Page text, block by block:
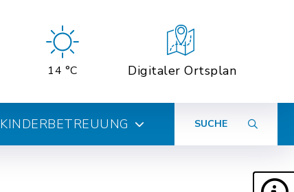
14 °C Digitaler Ortsplan
KINDERBETREUUNG SUCHE